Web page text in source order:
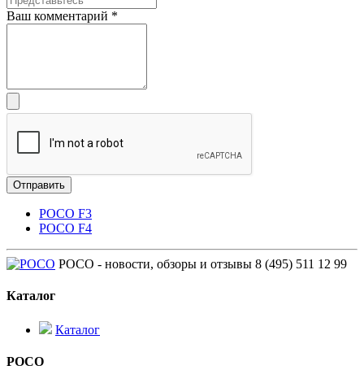
Ваш комментарий *
POCO F3
POCO F4
POCO - новости, обзоры и отзывы 8 (495) 511 12 99
Каталог
Каталог
POCO